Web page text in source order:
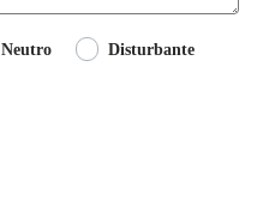
Neutro Disturbante